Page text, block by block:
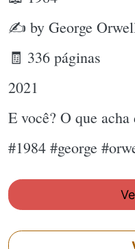
✍ by George
🧾 336 páginas
2021
E você? O que
#1984 #george